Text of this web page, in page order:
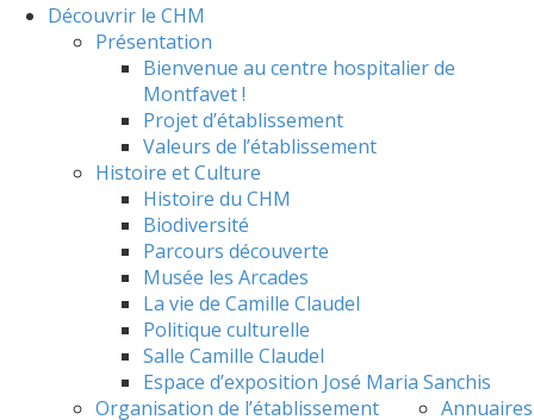
Découvrir le CHM
Présentation
Bienvenue au centre hospitalier de
Montfavet !
Projet d’établissement
Valeurs de l’établissement
Histoire et Culture
Histoire du CHM
Biodiversité
Parcours découverte
Musée les Arcades
La vie de Camille Claudel
Politique culturelle
Salle Camille Claudel
Espace d’exposition José Maria Sanchis
Organisation de l’établissement
Annuaires